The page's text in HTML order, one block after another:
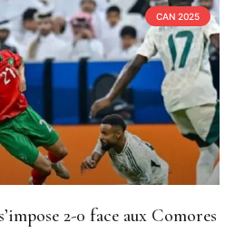
CAN 2025
2-0 face aux Comores